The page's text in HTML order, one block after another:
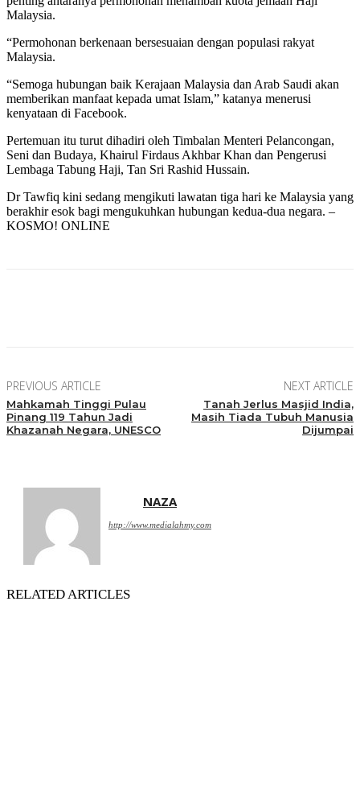
Malaysia.
“Permohonan berkenaan bersesuaian dengan populasi rakyat
Malaysia.
“Semoga hubungan baik Kerajaan Malaysia dan Arab Saudi akan
memberikan manfaat kepada umat Islam,” katanya menerusi
kenyataan di Facebook.
Pertemuan itu turut dihadiri oleh Timbalan Menteri Pelancongan,
Seni dan Budaya, Khairul Firdaus Akhbar Khan dan Pengerusi
Lembaga Tabung Haji, Tan Sri Rashid Hussain.
Dr Tawfiq kini sedang mengikuti lawatan tiga hari ke Malaysia yang
berakhir esok bagi mengukuhkan hubungan kedua-dua negara. –
KOSMO! ONLINE
PREVIOUS ARTICLE
Mahkamah Tinggi Pulau
Pinang 119 Tahun Jadi
Khazanah Negara, UNESCO
NEXT ARTICLE
Tanah Jerlus Masjid India,
Masih Tiada Tubuh Manusia
Dijumpai
NAZA
http://www.medialahmy.com
RELATED ARTICLES